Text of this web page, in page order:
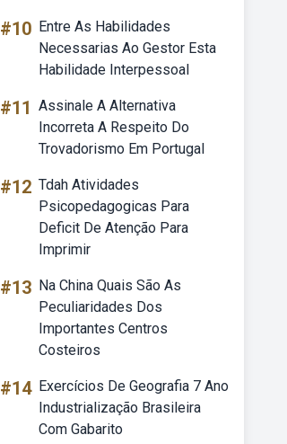
#10 Entre As Habilidades
Necessarias Ao Gestor Esta
Habilidade Interpessoal
#11 Assinale A Alternativa
Incorreta A Respeito Do
Trovadorismo Em Portugal
#12 Tdah Atividades
Psicopedagogicas Para
Deficit De Atenção Para
Imprimir
#13 Na China Quais São As
Peculiaridades Dos
Importantes Centros
Costeiros
#14 Exercícios De Geografia 7 Ano
Industrialização Brasileira
Com Gabarito